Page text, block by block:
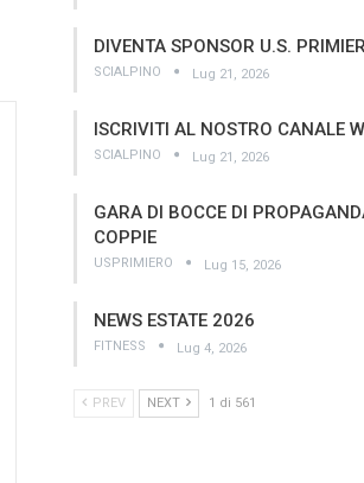
DIVENTA SPONSOR U.S.
SCIALPINO Lug 21, 2026
ISCRIVITI AL NOSTRO CANALE
SCIALPINO Lug 21, 2026
GARA DI BOCCE DI
COPPIE
USPRIMIERO Lug 15, 2026
NEWS ESTATE 2026
FITNESS Lug 4, 2026
PREV NEXT 1 di 561